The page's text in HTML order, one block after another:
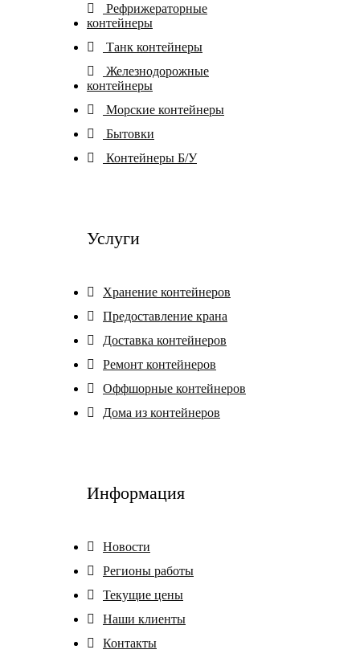
Рефрижераторные
контейнеры
Танк контейнеры
Железнодорожные
контейнеры
Морские контейнеры
Бытовки
Контейнеры Б/У
Услуги
Хранение контейнеров
Предоставление крана
Доставка контейнеров
Ремонт контейнеров
Оффшорные контейнеров
Дома из контейнеров
Информация
Новости
Регионы работы
Текущие цены
Наши клиенты
Контакты